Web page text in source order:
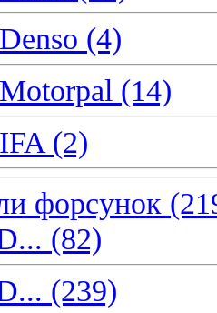
(4)
(14)
(2)
форсунок
(82)
(239)